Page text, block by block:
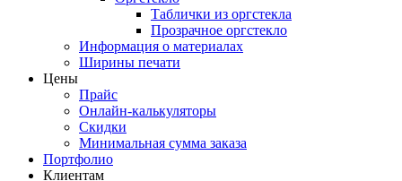
Таблички из оргстекла
Прозрачное оргстекло
Информация о материалах
Ширины печати
Цены
Прайс
Онлайн-калькуляторы
Скидки
Минимальная сумма заказа
Портфолио
Клиентам